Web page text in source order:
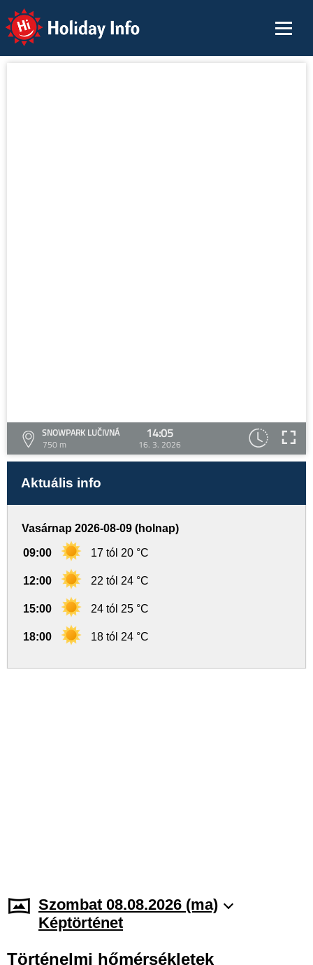
Holiday Info
SNOWPARK LUČIVNÁ
750 m
14:05
16. 3. 2026
Aktuális info
Vasárnap 2026-08-09 (holnap)
09:00 17 tól 20 °C
12:00 22 tól 24 °C
15:00 24 tól 25 °C
18:00 18 tól 24 °C
Szombat 08.08.2026 (ma)
Képtörténet
Történelmi hőmérsékletek